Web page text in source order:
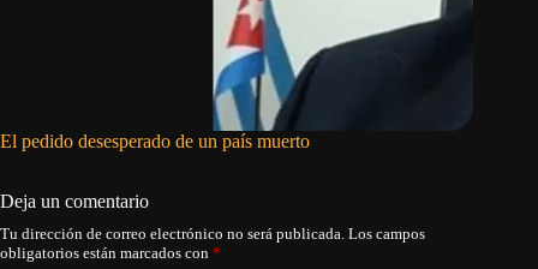
El pedido desesperado de un país muerto
Deja un comentario
Tu dirección de correo electrónico no será publicada. Los campos
obligatorios están marcados con *